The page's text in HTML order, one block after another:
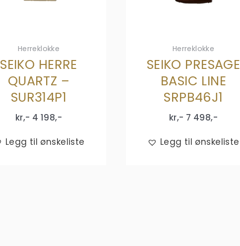
Herreklokke
SEIKO HERRE
QUARTZ –
SUR314P1
kr,- 4 198,-
Legg til ønskeliste
Herreklokke
SEIKO PRESAGE
BASIC LINE
SRPB46J1
kr,- 7 498,-
Legg til ønskeliste